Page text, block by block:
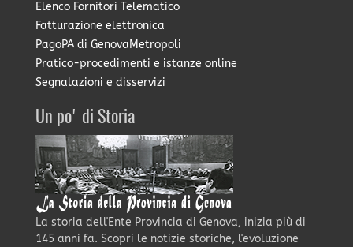
Elenco Fornitori Telematico
Fatturazione elettronica
PagoPA di GenovaMetropoli
Pratico-procedimenti e istanze online
Segnalazioni e disservizi
Un po' di Storia
La storia dell'Ente Provincia di Genova, inizia più di
145 anni fa. Scopri le notizie storiche, l'evoluzione